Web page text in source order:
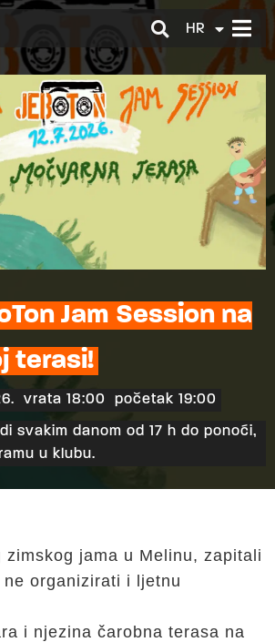
HR
EN
Jam Session na
terasi!
vrata 18:00 početak 19:00
svakim danom od 17 h do ponoći,
u klubu.
zimskog jama u Melinu, zapitali
organizirati i ljetnu
i njezina čarobna terasa na